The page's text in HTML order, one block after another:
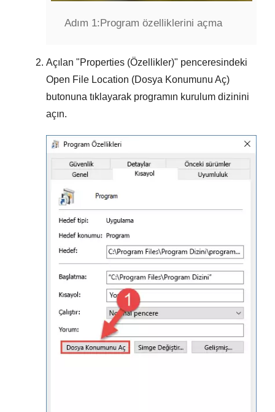
Adım 1:Program özelliklerini açma
Açılan "Properties (Özellikler)" penceresindeki
Open File Location (Dosya Konumunu Aç)
butonuna tıklayarak programın kurulum dizinini
açın.